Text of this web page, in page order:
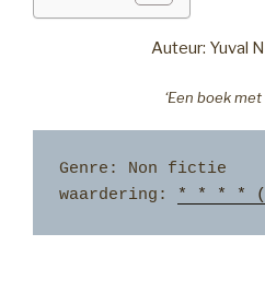
Auteur: Yuval
‘Een boek
Genre: Non fictie
waardering:
* * * *